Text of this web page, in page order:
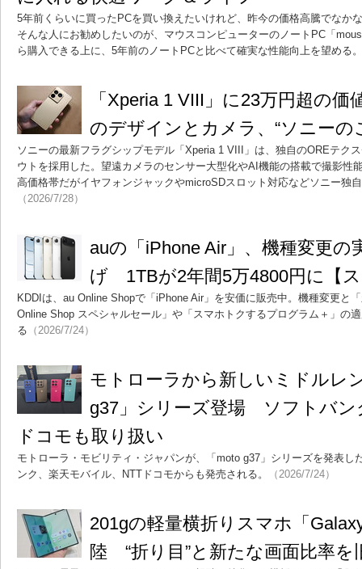
5年前くらいに買ったPCを買い換えたいけれど、昨今の価格高騰でな
そんな人にお勧めしたいのが、マウスコンピューターのノートPC「
ら購入できる上に、5年前のノートPCと比べて確実な性能向上を望める。
「Xperia 1 VIII」に23万円超の
のデザインとカメラ、“ソニーの
ソニーの最新フラグシップモデル「Xperia 1 VIII」は、独自のOREテク
ウトを採用した。望遠カメラのセンサー大型化やAI機能の搭載で撮影性
高価格帯だがイヤフォンジャックやmicroSDスロット対応などソニー独
（2026/7/28）
auの「iPhone Air」、機種変更の
げ 1TBが2年間5万4800円に【
KDDIは、au Online Shopで「iPhone Air」を安価に販売中。機種変更と
Online Shop スペシャルセール」や「スマホトクするプログラム＋」の
る （2026/7/24）
モトローラから新しいミドルレ
g37」シリーズ登場 ソフトバン
ドコモも取り扱い
モトローラ・モビリティ・ジャパンが、「moto g37」シリーズを発表し
ンク、楽天モバイル、NTTドコモからも発売される。
（2026/7/24）
201gの軽量横折りスマホ「
陸 “折り目”と新たな画面比率を